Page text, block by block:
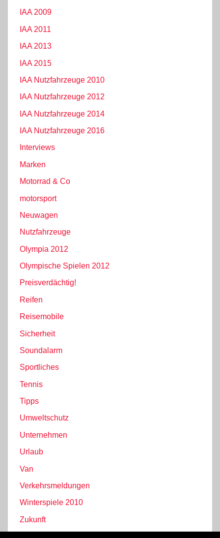
IAA 2009
IAA 2011
IAA 2013
IAA 2015
IAA Nutzfahrzeuge 2010
IAA Nutzfahrzeuge 2012
IAA Nutzfahrzeuge 2014
IAA Nutzfahrzeuge 2016
Interviews
Marken
Motorrad & Co
motorsport
Neuwagen
Nutzfahrzeuge
Olympia 2012
Olympische Spielen 2012
Preisverdächtig!
Reifen
Reisemobile
Sicherheit
Soundalarm
Sportliches
Tennis
Tipps
Umweltschutz
Unternehmen
Urlaub
Van
Verkehrsmeldungen
Winterspiele 2010
Zukunft